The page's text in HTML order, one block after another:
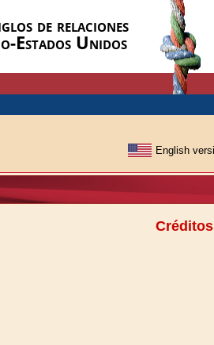
de relaciones
Estados Unidos
Créditos